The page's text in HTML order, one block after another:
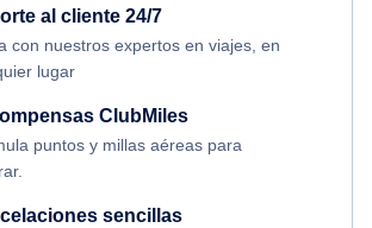
al cliente 24/7
con nuestros expertos en viajes, en
lugar
ClubMiles
puntos y millas aéreas para
sencillas